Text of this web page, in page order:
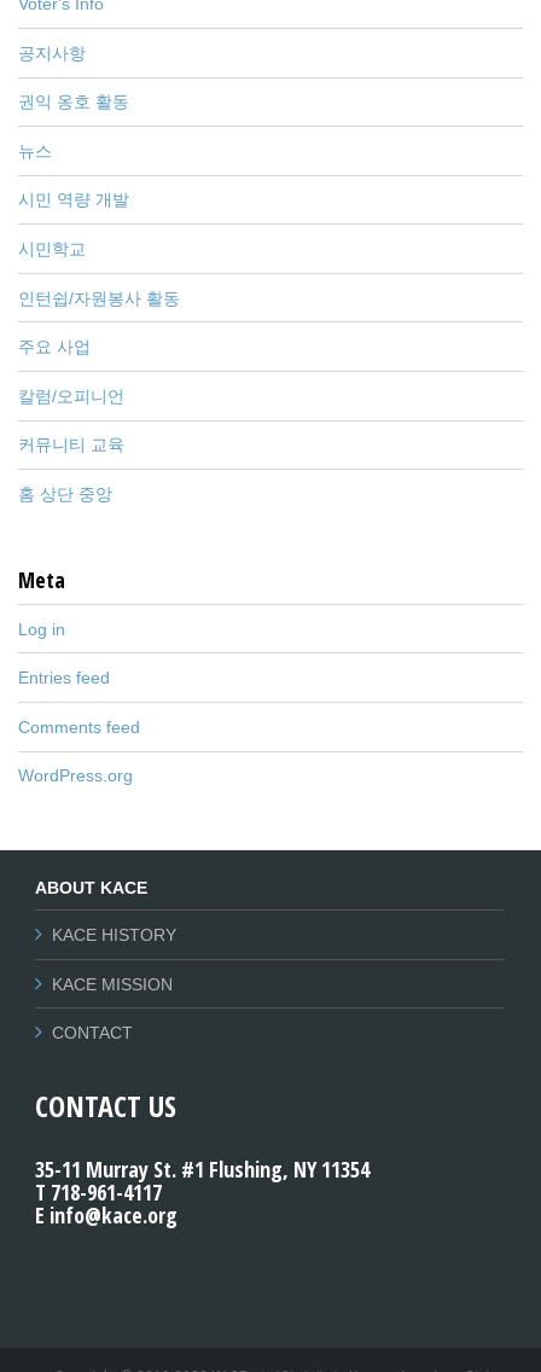
공지사항
권익 옹호 활동
뉴스
시민 역량 개발
시민학교
인턴쉽/자원봉사 활동
주요 사업
칼럼/오피니언
커뮤니티 교육
홈 상단 중앙
Meta
Log in
Entries feed
Comments feed
WordPress.org
ABOUT KACE
KACE HISTORY
KACE MISSION
CONTACT
CONTACT US
35-11 Murray St. #1 Flushing, NY 11354
T 718-961-4117
E info@kace.org